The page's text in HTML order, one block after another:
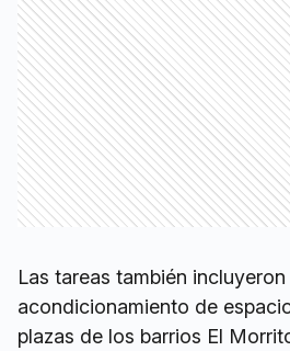
Las tareas también incluyeron
acondicionamiento de
plazas de los barrios El